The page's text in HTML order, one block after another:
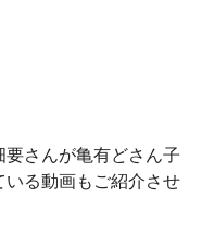
さんが亀有どさん子
る動画もご紹介させ